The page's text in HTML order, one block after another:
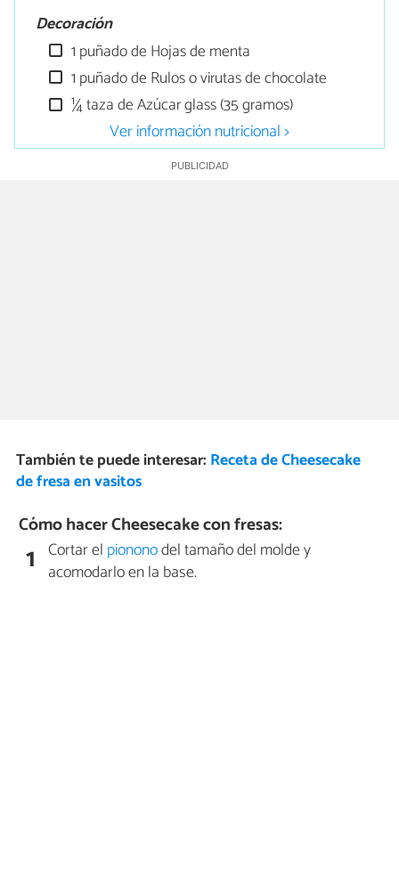
Decoración
1 puñado de Hojas de menta
1 puñado de Rulos o virutas de chocolate
¼ taza de Azúcar glass (35 gramos)
Ver información nutricional >
También te puede interesar: Receta de Cheesecake
de fresa en vasitos
Cómo hacer Cheesecake con fresas:
1 Cortar el piononodel tamaño del molde y
acomodarlo en la base.